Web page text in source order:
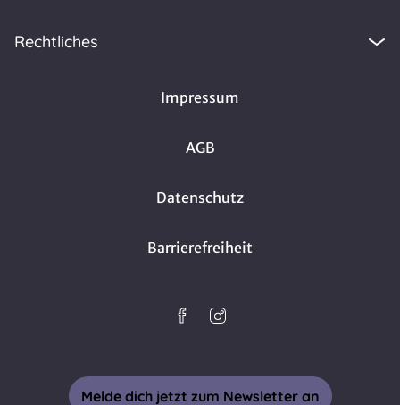
Rechtliches
Impressum
AGB
Datenschutz
Barrierefreiheit
Melde dich jetzt zum Newsletter an